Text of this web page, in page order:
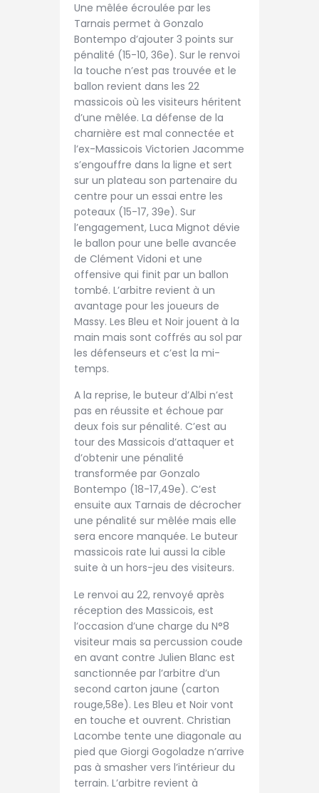
Une mêlée écroulée par les
Tarnais permet à Gonzalo
Bontempo d’ajouter 3 points sur
pénalité (15-10, 36e). Sur le renvoi
la touche n’est pas trouvée et le
ballon revient dans les 22
massicois où les visiteurs héritent
d’une mêlée. La défense de la
charnière est mal connectée et
l’ex-Massicois Victorien Jacomme
s’engouffre dans la ligne et sert
sur un plateau son partenaire du
centre pour un essai entre les
poteaux (15-17, 39e). Sur
l’engagement, Luca Mignot dévie
le ballon pour une belle avancée
de Clément Vidoni et une
offensive qui finit par un ballon
tombé. L’arbitre revient à un
avantage pour les joueurs de
Massy. Les Bleu et Noir jouent à la
main mais sont coffrés au sol par
les défenseurs et c’est la mi-
temps.
A la reprise, le buteur d’Albi n’est
pas en réussite et échoue par
deux fois sur pénalité. C’est au
tour des Massicois d’attaquer et
d’obtenir une pénalité
transformée par Gonzalo
Bontempo (18-17,49e). C’est
ensuite aux Tarnais de décrocher
une pénalité sur mêlée mais elle
sera encore manquée. Le buteur
massicois rate lui aussi la cible
suite à un hors-jeu des visiteurs.
Le renvoi au 22, renvoyé après
réception des Massicois, est
l’occasion d’une charge du N°8
visiteur mais sa percussion coude
en avant contre Julien Blanc est
sanctionnée par l’arbitre d’un
second carton jaune (carton
rouge,58e). Les Bleu et Noir vont
en touche et ouvrent. Christian
Lacombe tente une diagonale au
pied que Giorgi Gogoladze n’arrive
pas à smasher vers l’intérieur du
terrain. L’arbitre revient à